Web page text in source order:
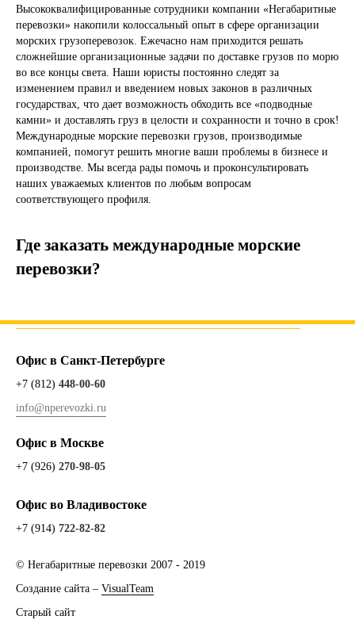
Высококвалифицированные сотрудники компании «Негабаритные
перевозки» накопили колоссальный опыт в сфере организации
морских грузоперевозок. Ежечасно нам приходится решать
сложнейшие организационные задачи по доставке грузов по морю
во все концы света. Наши юристы постоянно следят за
изменением правил и введением новых законов в различных
государствах, что дает возможность обходить все «подводные
камни» и доставлять груз в целости и сохранности и точно в срок!
Международные морские перевозки грузов, производимые
компанией, помогут решить многие ваши проблемы в бизнесе и
производстве. Мы всегда рады помочь и проконсультировать
наших уважаемых клиентов по любым вопросам
соответствующего профиля.
Где заказать международные морские
перевозки?
Офис в Санкт-Петербурге
+7 (812) 448-00-60
info@nperevozki.ru
Офис в Москве
+7 (926) 270-98-05
Офис во Владивостоке
+7 (914) 722-82-82
© Негабаритные перевозки 2007 - 2019
Создание сайта – VisualTeam
Старый сайт